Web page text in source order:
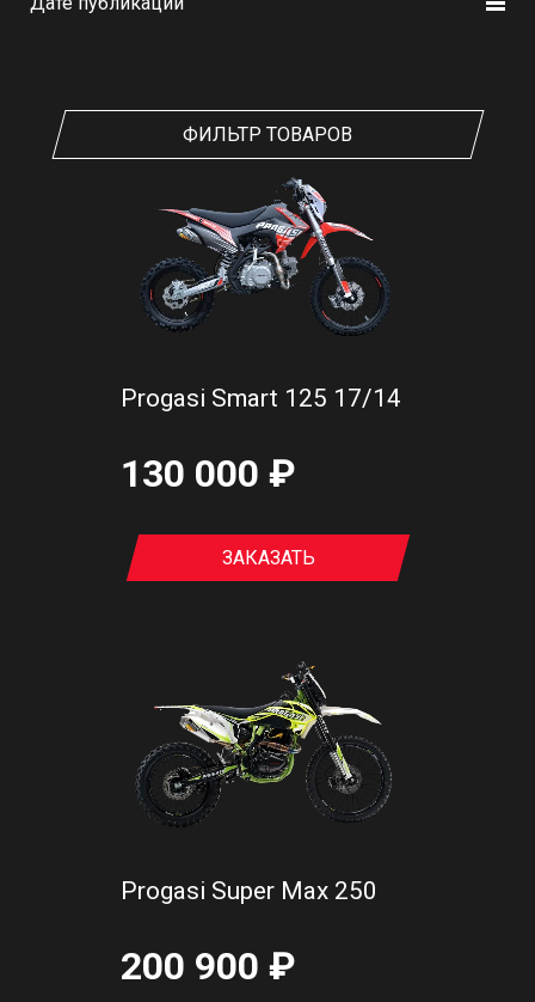
ФИЛЬТР ТОВАРОВ
Progasi Smart 125 17/14
130 000 ₽
ЗАКАЗАТЬ
Progasi Super Max 250
200 900 ₽